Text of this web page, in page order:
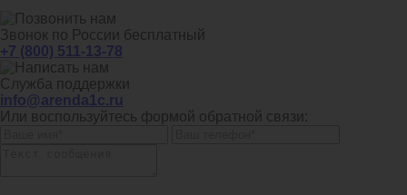
Звонок по России бесплатный
+7 (800) 511-13-78
Служба поддержки
info@arenda1c.ru
Или воспользуйтесь формой обратной связи: